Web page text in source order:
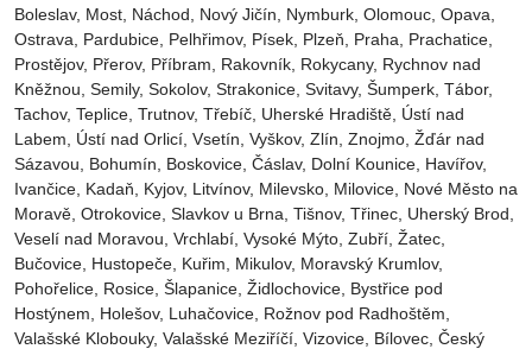
Boleslav‎, Most‎, Náchod‎, Nový Jičín‎, Nymburk‎, Olomouc‎, Opava,
Ostrava‎, Pardubice‎, Pelhřimov‎, Písek‎‎, Plzeň‎‎‎, Praha‎, Prachatice‎,
Prostějov‎, Přerov‎, Příbram‎, Rakovník‎, Rokycany, Rychnov nad
Kněžnou, Semily‎, Sokolov‎, Strakonice, Svitavy, Šumperk, Tábor,
Tachov, Teplice, Trutnov‎, Třebíč, Uherské Hradiště, Ústí nad
Labem‎, Ústí nad Orlicí‎, Vsetín, Vyškov, Zlín, Znojmo, Žďár nad
Sázavou, Bohumín, Boskovice‎, Čáslav‎, Dolní Kounice‎, Havířov‎,
Ivančice‎, Kadaň, Kyjov, Litvínov‎, Milevsko‎, Milovice‎, Nové Město na
Moravě‎, Otrokovice‎‎, Slavkov u Brna‎, Tišnov‎, Třinec‎, Uherský Brod‎,
Veselí nad Moravou‎, Vrchlabí‎, Vysoké Mýto‎, Zubří‎, Žatec‎,
Bučovice, Hustopeče, Kuřim, Mikulov, Moravský Krumlov,
Pohořelice, Rosice, Šlapanice, Židlochovice, Bystřice pod
Hostýnem, Holešov, Luhačovice, Rožnov pod Radhoštěm,
Valašské Klobouky, Valašské Meziříčí, Vizovice, Bílovec, Český